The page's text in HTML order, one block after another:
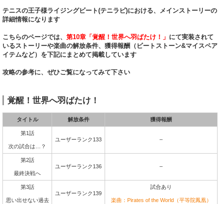
テニスの王子様ライジングビート(テニラビ)における、メインストーリーの
詳細情報になります
こちらのページでは、 第10章「覚醒！世界へ羽ばたけ！」 にて実装されて
いるストーリーや楽曲の解放条件、獲得報酬（ビートストーン&マイスペア
イテムなど）を下記にまとめて掲載しています
攻略の参考に、ぜひご覧になってみて下さい
覚醒！世界へ羽ばたけ！
タイトル 解放条件 獲得報酬
第1話
次の試合は…？
ユーザーランク133 –
第2話
最終決戦へ
ユーザーランク136 –
第3話
思い出せない過去
ユーザーランク139
試合あり
楽曲：Pirates of the World（平等院鳳凰）